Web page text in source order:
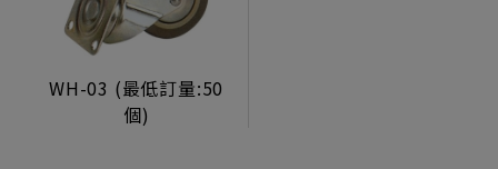
其他
檯子鎖
投幣口
WH-03 (最低訂量:50
個)